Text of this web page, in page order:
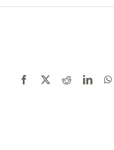
Facebook
X Reddit